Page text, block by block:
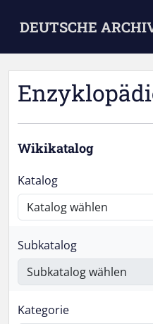
DEUTSCHE
Wikikatalog
Katalog
Subkatalog
Kategorie